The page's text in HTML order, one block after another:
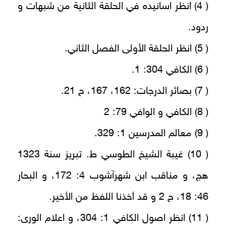
( 4) انظر اسانيده في الحلقة الثانية من شبهات و
ردود.
( 5) انظر الحلقة الأولى الفصل الثاني.
( 6) الكافي 304: 1.
( 7) بصائر الدرجات: 162، 167، ح 21.
( 8) الكافي و الوافي 79: 2
( 9) معالم المدرسين 1: 329.
( 10) غيبة الشيخ الطوسي ط. تبريز سنة 1323
هج، و مناقب ابن شهرآشوب 4: 172، و البحار
46: 18، ح 2 و قد أخذنا اللفظ من الأخير.
( 11) انظر اصول الكافي 1: 304، و اعلام الورى: